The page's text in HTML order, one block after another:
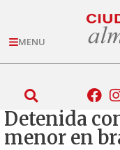
MENU
Detenida
menor en